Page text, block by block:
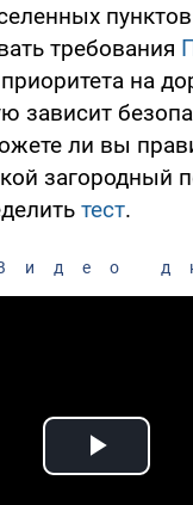
требования
на
зависит
ли вы
загородный
тест.
Play